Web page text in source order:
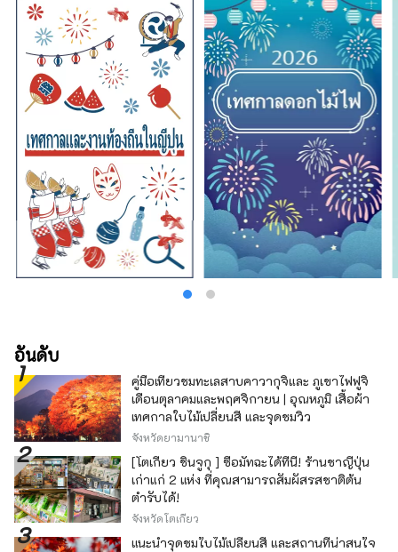
อันดับ
คู่มือเที่ยวชมทะเลสาบคาวากุจิและ ภูเขาไฟฟูจิ
เดือนตุลาคมและพฤศจิกายน | อุณหภูมิ เสื้อผ้า
เทศกาลใบไม้เปลี่ยนสี และจุดชมวิว
จังหวัดยามานาชิ
[โตเกียว ชินจูกุ ] ซื้อมัทฉะได้ที่นี่! ร้านชาญี่ปุ่น
เก่าแก่ 2 แห่ง ที่คุณสามารถสัมผัสรสชาติต้น
ตำรับได้!
จังหวัดโตเกียว
แนะนำจุดชมใบไม้เปลี่ยนสี และสถานที่น่าสนใจ